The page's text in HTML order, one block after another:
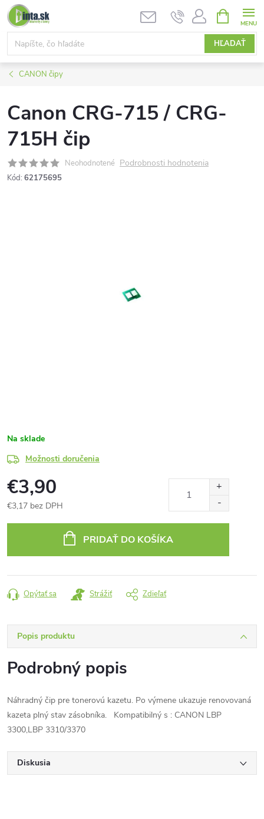
Prejsť
na
obsah
HĽADAŤ
KOŠÍK
CANON čipy
Canon CRG-715 / CRG-
715H čip
Neohodnotené Podrobnosti hodnotenia
Kód: 62175695
Na sklade
Možnosti doručenia
€3,90
€3,17 bez DPH
PRIDAŤ DO KOŠÍKA
Opýtať sa Strážiť Zdieľať
Popis produktu
Podrobný popis
Náhradný čip pre tonerovú kazetu. Po výmene ukazuje renovovaná
kazeta plný stav zásobníka. Kompatibilný s : CANON LBP
3300,LBP 3310/3370
Diskusia